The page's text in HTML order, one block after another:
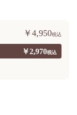
￥2,970
￥4,950